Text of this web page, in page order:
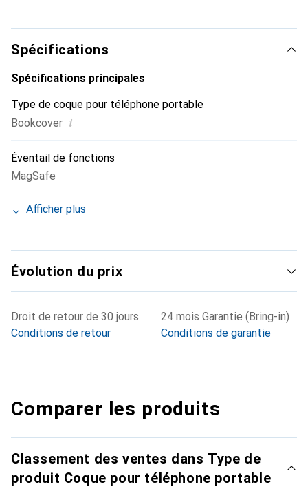
marque Noreve est un choix sûr pour une clientèle
exigeante.
Spécifications
Spécifications principales
Type de coque pour téléphone portable
Bookcover i
Éventail de fonctions
MagSafe
Afficher plus
Évolution du prix
Droit de retour de 30 jours
Conditions de retour
24 mois Garantie (Bring-in)
Conditions de garantie
Comparer les produits
Classement des ventes dans Type de
produit Coque pour téléphone portable